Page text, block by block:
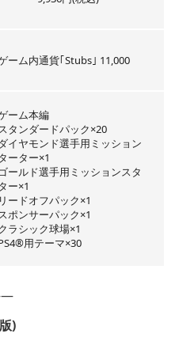
ーム内通貨｢Stubs｣ 11,000
ーム本編
タンダードパック×20
イヤモンド選手用ミッション
ーター×1
ールド選手用ミッションスタ
ー×1
ードオフパック×1
ポンサーパック×1
ラシック球場×1
用テーマ×30
)